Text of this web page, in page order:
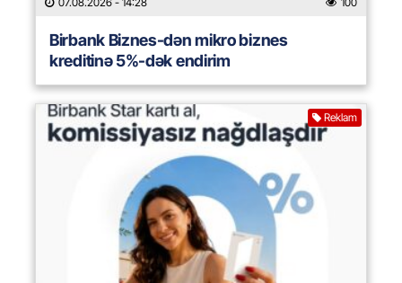
Birbank Biznes-dən mikro biznes
kreditinə 5%-dək endirim
Reklam